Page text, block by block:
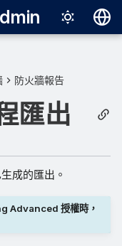
English
Español
Français
Italiano
日本語
한국어
Português
防火牆報告
匯出
成的匯出。
Advanced 授權時，